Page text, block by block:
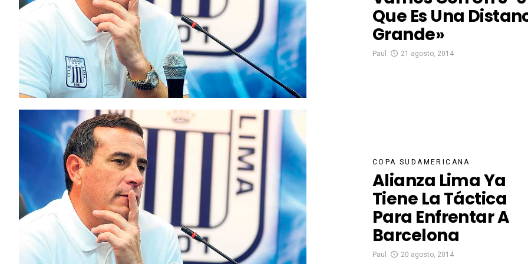
Que Es Una
Grande»
Paul 21 agosto, 2014
COPA SUDAMERICANA
Alianza Lima Ya
Tiene La Táctica
Para Enfrentar A
Barcelona
Paul 20 agosto, 2014